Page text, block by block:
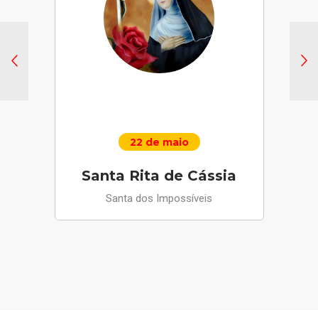
22 de maio
Santa Rita de Cássia
Santa dos Impossíveis